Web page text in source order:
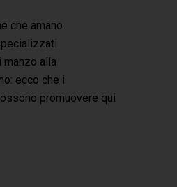
che amano
manzo alla
ecco che i
promuovere qui